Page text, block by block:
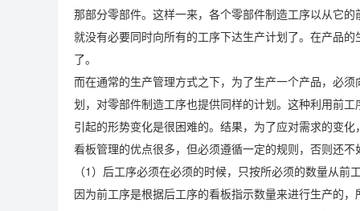
那部分零部件。这样一来，各个零部件制造工序以从它
就没有必要同时向所有的工序下达生产计划了。在产品
了。
而在通常的生产管理方式之下，为了生产一个产品，必
划，对零部件制造工序也提供同样的计划。这种利用前
引起的形势变化是很困难的。结果，为了应对需求的变
看板管理的优点很多，但必须遵循一定的规则，否则还
（1）后工序必须在必须的时候，只按所必须的数量从
因为前工序是根据后工序的看板指示数量来进行生产的